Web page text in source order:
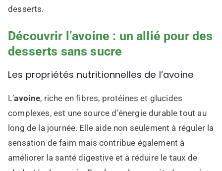
desserts.
Découvrir l’avoine : un allié pour des
desserts sans sucre
Les propriétés nutritionnelles de l’avoine
L’avoine, riche en fibres, protéines et glucides
complexes, est une source d’énergie durable tout au
long de la journée. Elle aide non seulement à réguler la
sensation de faim mais contribue également à
améliorer la santé digestive et à réduire le taux de